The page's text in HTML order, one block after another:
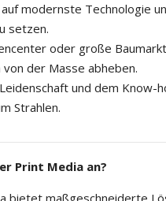
modernste Technologie
setzen.
oder große
von der Masse abheben.
und dem
Strahlen.
Print Media an?
bietet maßgeschneiderte